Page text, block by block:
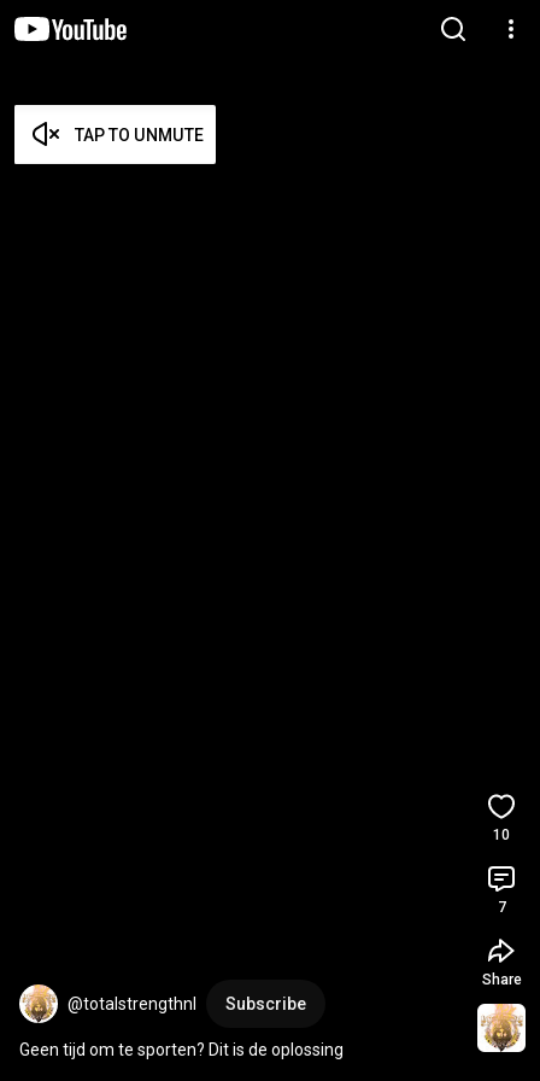
TAP TO UNMUTE
@totalstrengthnl Subscribe
Geen tijd om te sporten? Dit is de oplossing
10
7
Share